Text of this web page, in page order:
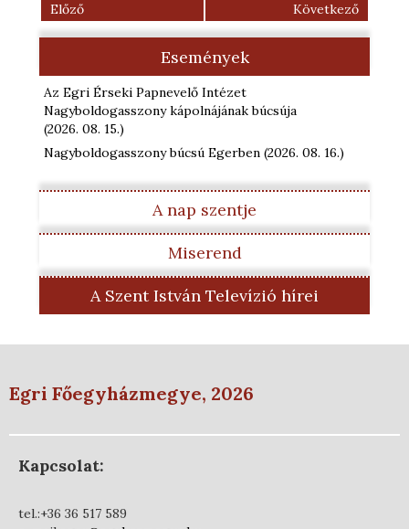
Előző
Következő
Események
Az Egri Érseki Papnevelő Intézet
Nagyboldogasszony kápolnájának búcsúja
(2026. 08. 15.)
Nagyboldogasszony búcsú Egerben (2026. 08. 16.)
A nap szentje
Miserend
A Szent István Televízió hírei
Egri Főegyházmegye, 2026
Kapcsolat:
tel.:+36 36 517 589